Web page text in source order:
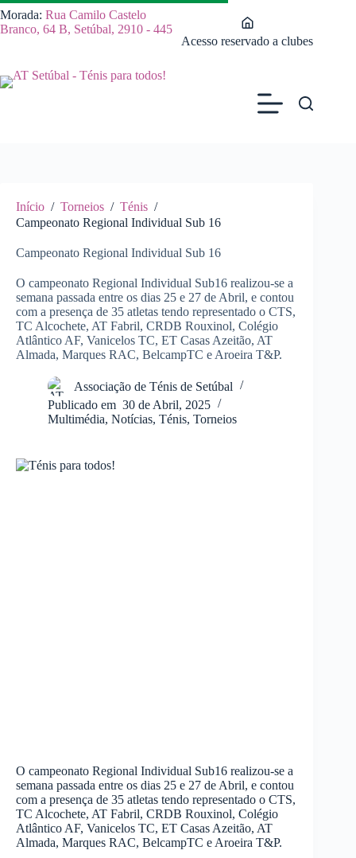
Pular
para
o
Morada: Rua Camilo Castelo
Branco, 64 B, Setúbal, 2910 - 445
Acesso reservado a clubes
Início / Torneios / Ténis /
Campeonato Regional Individual Sub 16
Campeonato Regional Individual Sub 16
O campeonato Regional Individual Sub16 realizou-se a
semana passada entre os dias 25 e 27 de Abril, e contou
com a presença de 35 atletas tendo representado o CTS,
TC Alcochete, AT Fabril, CRDB Rouxinol, Colégio
Atlântico AF, Vanicelos TC, ET Casas Azeitão, AT
Almada, Marques RAC, BelcampTC e Aroeira T&P.
Associação de Ténis de Setúbal
Publicado em 30 de Abril, 2025
Multimédia, Notícias, Ténis, Torneios
O campeonato Regional Individual Sub16 realizou-se a
semana passada entre os dias 25 e 27 de Abril, e contou
com a presença de 35 atletas tendo representado o CTS,
TC Alcochete, AT Fabril, CRDB Rouxinol, Colégio
Atlântico AF, Vanicelos TC, ET Casas Azeitão, AT
Almada, Marques RAC, BelcampTC e Aroeira T&P.